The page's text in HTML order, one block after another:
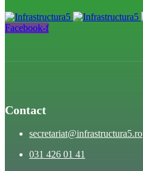
Facebook-f
Contact
secretariat@infrastructura5.ro
031 426 01 41